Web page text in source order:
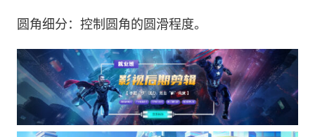
圆角细分：控制圆角的圆滑程度。